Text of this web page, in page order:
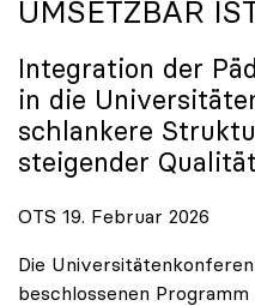
UMSETZBAR
Integration der
in die
schlankere
steigender Qualität
OTS 19. Februar 2026
Die
beschlossenen